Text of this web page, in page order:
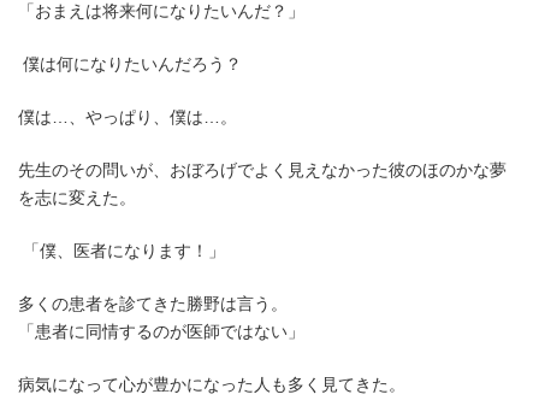
「おまえは将来何になりたいんだ？」
僕は何になりたいんだろう？
僕は…、やっぱり、僕は…。
先生のその問いが、おぼろげでよく見えなかった彼のほのかな夢
を志に変えた。
「僕、医者になります！」
多くの患者を診てきた勝野は言う。
「患者に同情するのが医師ではない」
病気になって心が豊かになった人も多く見てきた。